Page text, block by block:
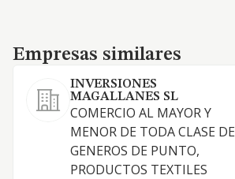
Empresas similares
Empresas similares
INVERSIONES
MAGALLANES SL
COMERCIO AL MAYOR Y
MENOR DE TODA CLASE DE
GENEROS DE PUNTO,
PRODUCTOS TEXTILES